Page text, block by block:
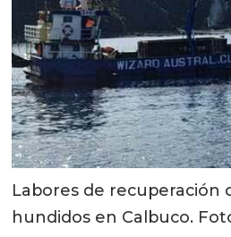
Labores de recuperación
hundidos en Calbuco.